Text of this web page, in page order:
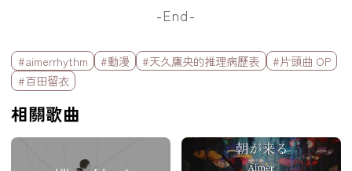
-End-
標籤欄
#aimerrhythm #動漫 #天久鷹央的推理病歷表
#片頭曲 OP
#百田留衣
相關歌曲